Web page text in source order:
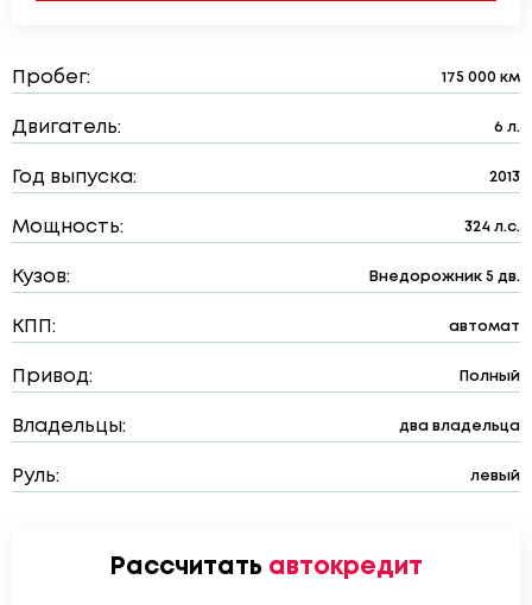
Пробег: 175 000 км
Двигатель: 6 л.
Год выпуска: 2013
Мощность: 324 л.с.
Кузов: Внедорожник 5 дв.
КПП: автомат
Привод: Полный
Владельцы: два владельца
Руль: левый
Рассчитать автокредит